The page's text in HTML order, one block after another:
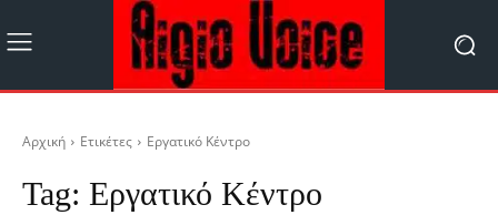
Αρχική Ετικέτες Εργατικό Κέντρο
Tag: Εργατικό Κέντρο